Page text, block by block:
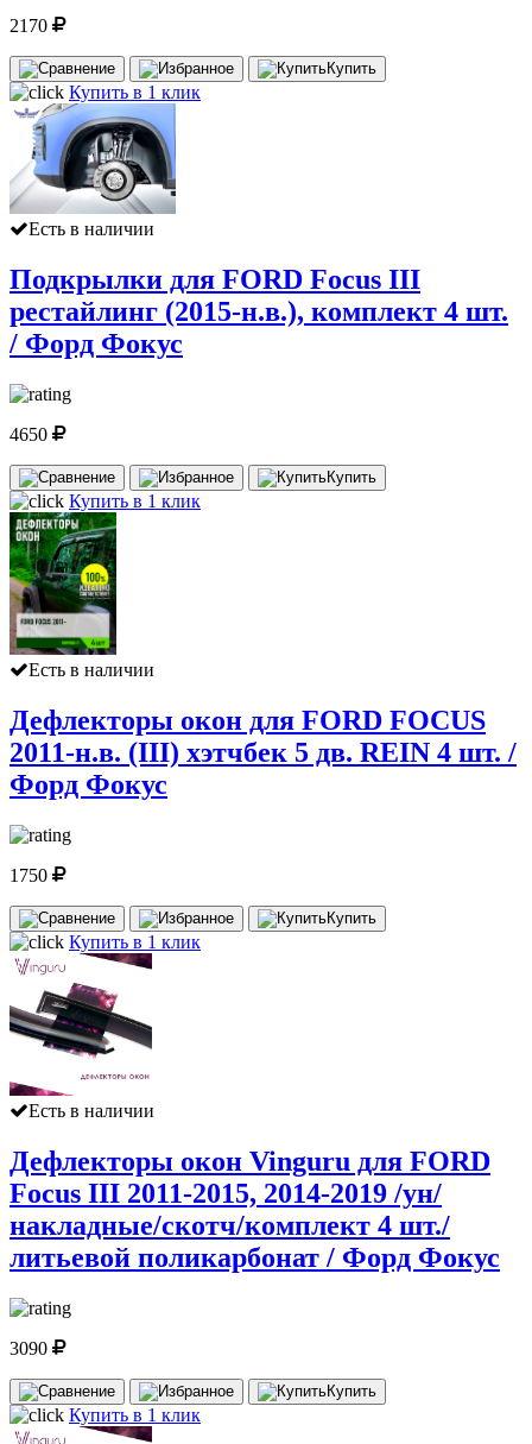
2170
Купить
Купить в 1 клик
Есть в наличии
Подкрылки для FORD Focus III
рестайлинг (2015-н.в.), комплект 4 шт.
/ Форд Фокус
4650
Купить
Купить в 1 клик
Есть в наличии
Дефлекторы окон для FORD FOCUS
2011-н.в. (III) хэтчбек 5 дв. REIN 4 шт. /
Форд Фокус
1750
Купить
Купить в 1 клик
Есть в наличии
Дефлекторы окон Vinguru для FORD
Focus III 2011-2015, 2014-2019 /ун/
накладные/скотч/комплект 4 шт./
литьевой поликарбонат / Форд Фокус
3090
Купить
Купить в 1 клик